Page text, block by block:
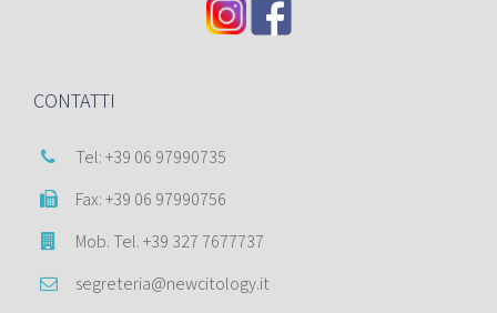
CONTATTI
Tel: +39 06 97990735
Fax: +39 06 97990756
Mob. Tel. +39 327 7677737
segreteria@newcitology.it